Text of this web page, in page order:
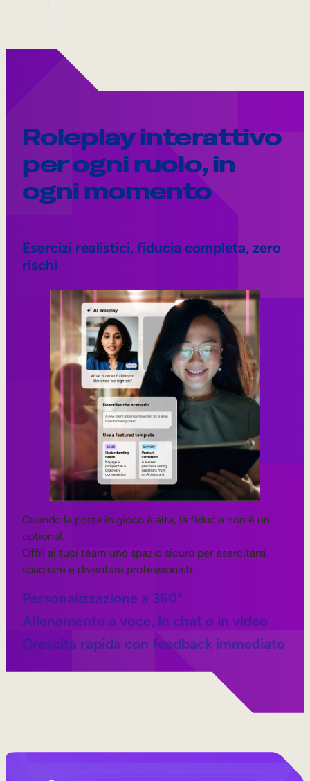
Roleplay interattivo
per ogni ruolo, in
ogni momento
Esercizi realistici, fiducia completa, zero
rischi
Quando la posta in gioco è alta, la fiducia non è un
optional.
Offri ai tuoi team uno spazio sicuro per esercitarsi,
sbagliare e diventare professionisti.
Personalizzazione a 360°
Allenamento a voce, in chat o in video
Crescita rapida con feedback immediato